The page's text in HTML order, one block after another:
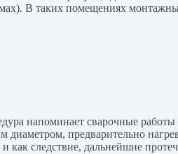
В таких помещениях
напоминает сварочные
предварительно
как следствие, дальнейшие